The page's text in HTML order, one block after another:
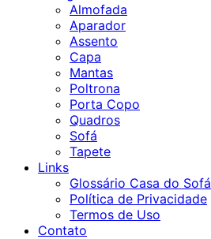
Almofada
Aparador
Assento
Capa
Mantas
Poltrona
Porta Copo
Quadros
Sofá
Tapete
Links
Glossário Casa do Sofá
Política de Privacidade
Termos de Uso
Contato